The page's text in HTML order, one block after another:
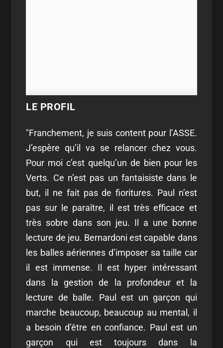
LE PROFIL
"Franchement, je suis content pour l’ASSE.
J’espère qu’il va se relancer chez vous.
Pour moi c’est quelqu’un de bien pour les
Verts. Ce n’est pas un fantaisiste dans le
but, il ne fait pas de fioritures. Paul n’est
pas sur le paraître, il est très efficace et
très sobre dans son jeu. Il a une bonne
lecture de jeu. Bernardoni est capable dans
les balles aériennes d’imposer sa taille car
il est immense. Il est hyper intéressant
dans la gestion de la profondeur et la
lecture de balle. Paul est un garçon qui
marche beaucoup, beaucoup au mental, il
a besoin d’être en confiance. Paul est un
garçon qui est toujours dans la